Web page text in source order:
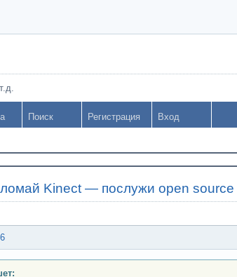
Поиск Регистрация Вход
Kinect — послужи open source